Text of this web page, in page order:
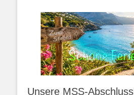
Unsere MSS-